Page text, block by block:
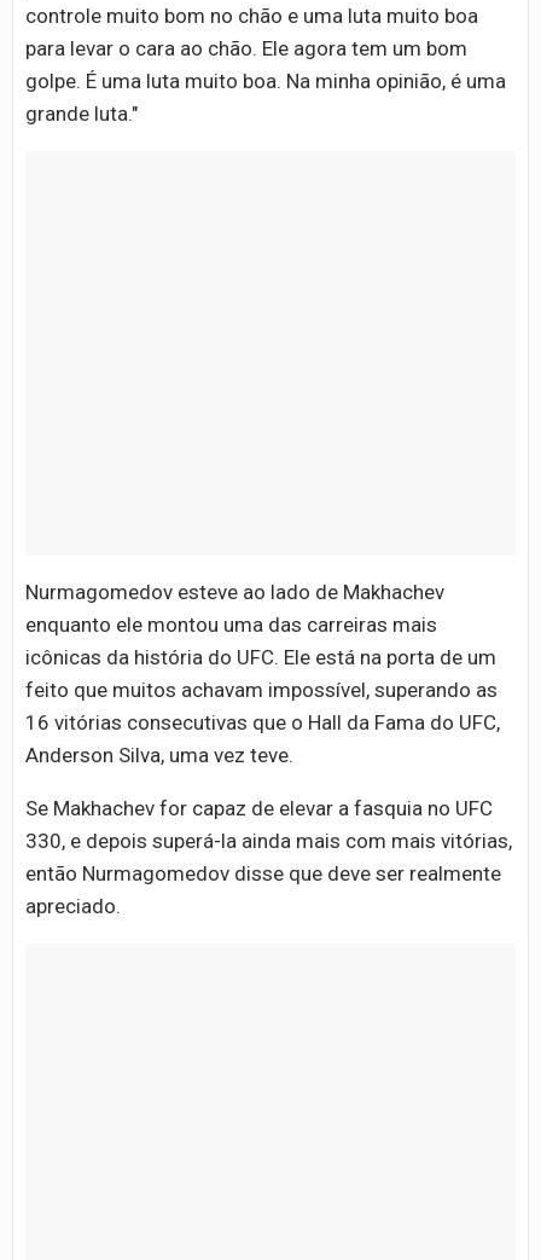
controle muito bom no chão e uma luta muito boa
para levar o cara ao chão. Ele agora tem um bom
golpe. É uma luta muito boa. Na minha opinião, é uma
grande luta."
Nurmagomedov esteve ao lado de Makhachev
enquanto ele montou uma das carreiras mais
icônicas da história do UFC. Ele está na porta de um
feito que muitos achavam impossível, superando as
16 vitórias consecutivas que o Hall da Fama do UFC,
Anderson Silva, uma vez teve.
Se Makhachev for capaz de elevar a fasquia no UFC
330, e depois superá-la ainda mais com mais vitórias,
então Nurmagomedov disse que deve ser realmente
apreciado.